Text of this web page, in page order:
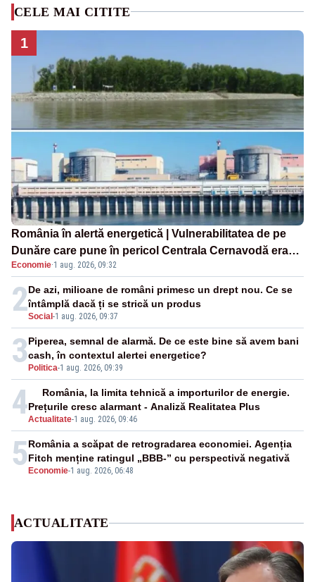
CELE MAI CITITE
1
România în alertă energetică | Vulnerabilitatea de pe
Dunăre care pune în pericol Centrala Cernavodă era
cunoscută de pe vremea lui Ceaușescu
Economie·1 aug. 2026, 09:32
2Social -1 aug. 2026, 09:37
De azi, milioane de români primesc un drept nou. Ce se
întâmplă dacă ți se strică un produs
3 Politica-1 aug. 2026, 09:39
Piperea, semnal de alarmă. De ce este bine să avem bani
cash, în contextul alertei energetice?
4Actualitate-1 aug. 2026, 09:46
România, la limita tehnică a importurilor de energie.
Prețurile cresc alarmant - Analiză Realitatea Plus
5 Economie-1 aug. 2026, 06:48
România a scăpat de retrogradarea economiei. Agenția
Fitch menține ratingul „BBB-” cu perspectivă negativă
ACTUALITATE